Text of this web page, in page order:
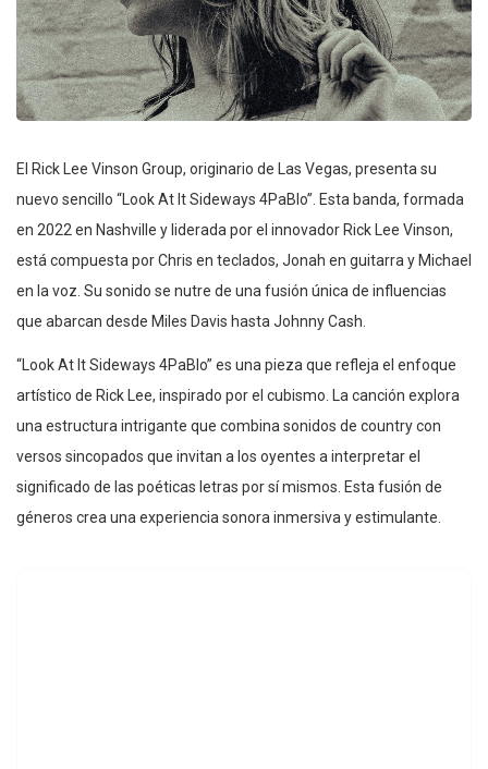
El Rick Lee Vinson Group, originario de Las Vegas, presenta su
nuevo sencillo “Look At It Sideways 4PaBlo”. Esta banda, formada
en 2022 en Nashville y liderada por el innovador Rick Lee Vinson,
está compuesta por Chris en teclados, Jonah en guitarra y Michael
en la voz. Su sonido se nutre de una fusión única de influencias
que abarcan desde Miles Davis hasta Johnny Cash.
“Look At It Sideways 4PaBlo” es una pieza que refleja el enfoque
artístico de Rick Lee, inspirado por el cubismo. La canción explora
una estructura intrigante que combina sonidos de country con
versos sincopados que invitan a los oyentes a interpretar el
significado de las poéticas letras por sí mismos. Esta fusión de
géneros crea una experiencia sonora inmersiva y estimulante.